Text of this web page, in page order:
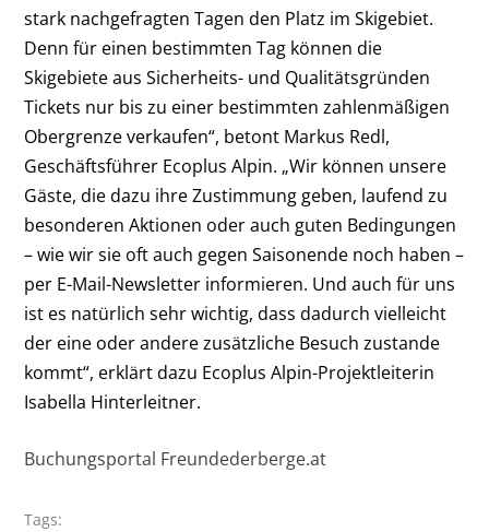
stark nachgefragten Tagen den Platz im Skigebiet.
Denn für einen bestimmten Tag können die
Skigebiete aus Sicherheits- und Qualitätsgründen
Tickets nur bis zu einer bestimmten zahlenmäßigen
Obergrenze verkaufen“, betont Markus Redl,
Geschäftsführer Ecoplus Alpin. „Wir können unsere
Gäste, die dazu ihre Zustimmung geben, laufend zu
besonderen Aktionen oder auch guten Bedingungen
– wie wir sie oft auch gegen Saisonende noch haben –
per E-Mail-Newsletter informieren. Und auch für uns
ist es natürlich sehr wichtig, dass dadurch vielleicht
der eine oder andere zusätzliche Besuch zustande
kommt“, erklärt dazu Ecoplus Alpin-Projektleiterin
Isabella Hinterleitner.
Buchungsportal Freundederberge.at
Tags: